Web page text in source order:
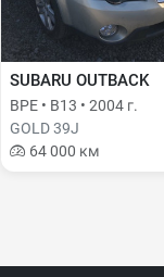
SUBARU OUTBACK
BPE • B13 • 2004 г.
GOLD 39J
64 000 км